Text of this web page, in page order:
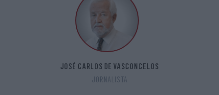
JOSÉ CARLOS DE VASCONCELOS
JORNALISTA